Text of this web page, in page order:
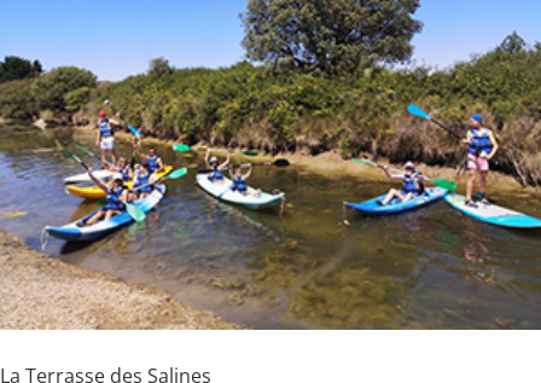
La Terrasse des Salines